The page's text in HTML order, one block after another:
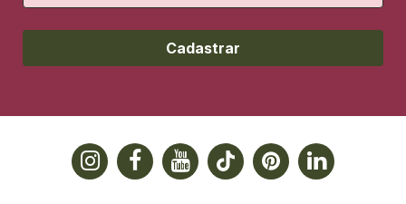
Cadastrar